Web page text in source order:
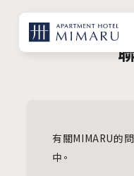
有關MIMARU的
中。